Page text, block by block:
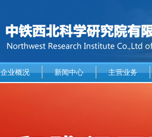
企业概况 新闻中心 主营业务